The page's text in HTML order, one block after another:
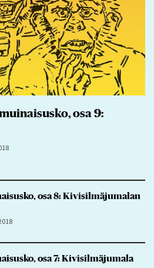
osa 9:
osa 8: Kivisilmäjumalan
osa 7: Kivisilmäjumala